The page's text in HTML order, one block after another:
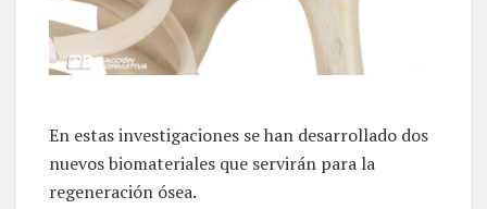
En estas investigaciones se han desarrollado dos
nuevos biomateriales que servirán para la
regeneración ósea.